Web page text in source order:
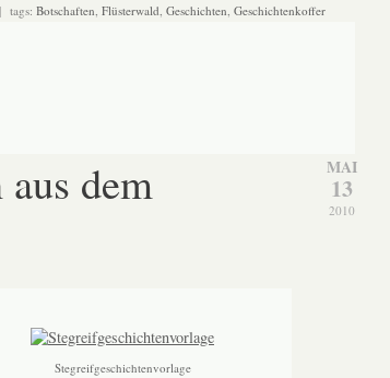
Botschaften Flüsterwald Geschichten Geschichtenkoffer
MAI
13
2010
dem
Stegreifgeschichtenvorlage